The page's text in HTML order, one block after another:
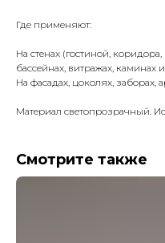
Где применяют:
На стенах (гостиной,
бассейнах, витражах, каминах
На фасадах, цоколях, заборах,
Материал светопрозрачный.
Смотрите также